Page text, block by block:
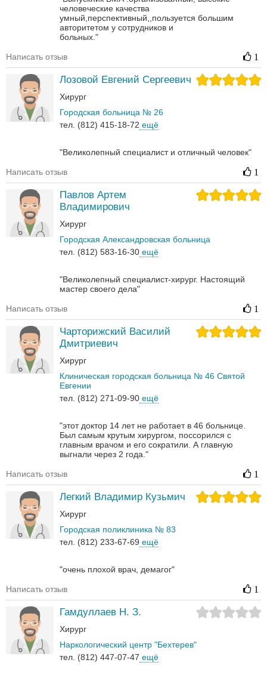
человеческие качества
умный,перспективный,,пользуется большим
авторитетом у сотрудников и
больных."
Написать отзыв 1
Лозовой Евгений Сергеевич
Хирург
Городская больница № 26
тел. (812) 415-18-72 ещё
"Великолепный специалист и отличный человек"
Написать отзыв 1
Павлов Артем
Владимирович
Хирург
Городская Александровская больница
тел. (812) 583-16-30 ещё
"Великолепный специалист-хирург. Настоящий
мастер своего дела"
Написать отзыв 1
Чарторижский Василий
Дмитриевич
Хирург
Клиническая городская больница № 46 Святой
Евгении
тел. (812) 271-09-90 ещё
"этот доктор 14 лет не работает в 46 больнице.
Был самым крутым хирургом, поссорился с
главным врачом и его сократили. А главную
выгнали через 2 года."
Написать отзыв 1
Легкий Владимир Кузьмич
Хирург
Городская поликлиника № 83
тел. (812) 233-67-69 ещё
"очень плохой врач, демагог"
Написать отзыв 1
Гамдуллаев Н. З.
Хирург
Наркологический центр "Бехтерев"
тел. (812) 447-07-47 ещё